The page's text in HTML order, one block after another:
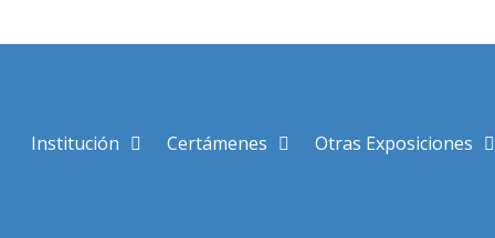
al
Institución Certámenes Otras Exposiciones